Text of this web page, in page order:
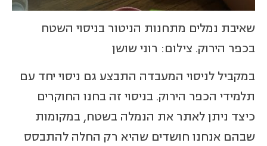
שאיבת נמלים מתחנות הניטור בניסוי השטח
בכפר הירוק. צילום: רוני שושן
במקביל לניסוי המעבדה התבצע גם ניסוי יחד עם
תלמידי הכפר הירוק. בניסוי זה בחנו החוקרים
כיצד ניתן לאתר את הנמלה בשטח, במקומות
שבהם אנחנו חושדים שהיא רק החלה להתבסס